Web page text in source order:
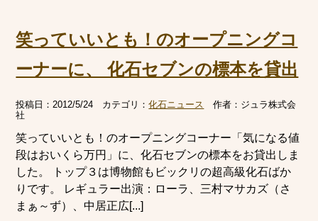
笑っていいとも！のオープニングコ
ーナーに、 化石セブンの標本を貸出
投稿日：2012/5/24 カテゴリ：化石ニュース 作者： ジュラ株式会
社
笑っていいとも！のオープニングコーナー「気になる値
段はおいくら万円」に、化石セブンの標本をお貸出しま
した。 トップ３は博物館もビックリの超高級化石ばか
りです。 レギュラー出演：ローラ、三村マサカズ（さ
まぁ～ず）、中居正広[...]